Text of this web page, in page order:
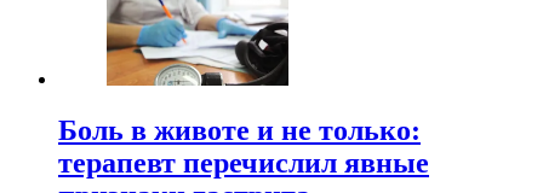
Боль в животе и не только:
терапевт перечислил явные